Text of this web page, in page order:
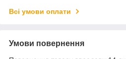
Всі умови оплати
Умови повернення